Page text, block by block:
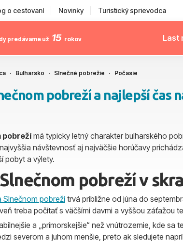
o cestovaní Novinky Turistický sprievodca
predávame už 15 rokov Last
Bulharsko Slnečné pobrežie Počasie
pobreží a najlepší čas
pobrežímá typicky letný charakter bulharského
návštevnosť aj najväčšie horúčavy
pobyt a výlety.
pobreží v
Slnečnom pobreží trvá približne od júna do
treba počítať s väčšími davmi a vyššou záťažou
a „prímorskejšie“ než vnútrozemie, kde sa
severom a juhom menšie, preto ak sledujete